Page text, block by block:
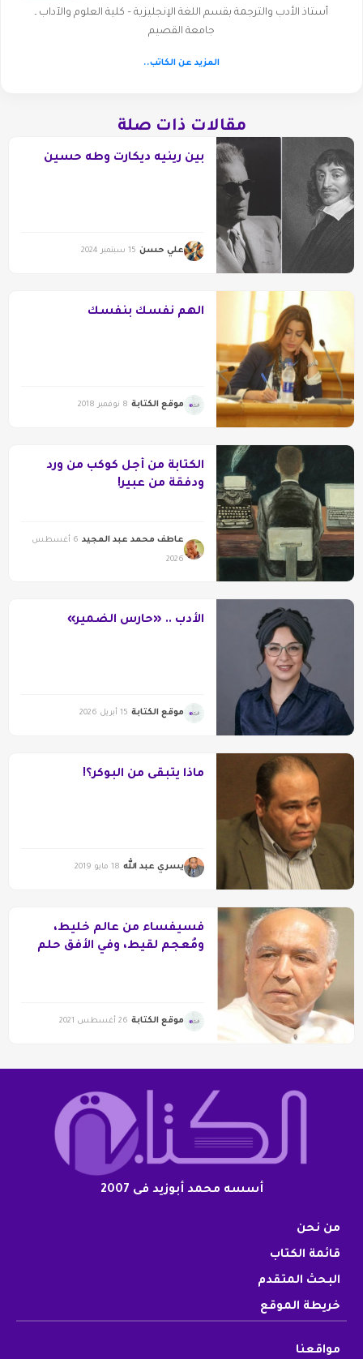
أستاذ الأدب والترجمة بقسم اللغة الإنجليزية – كلية العلوم والآداب ـ
جامعة القصيم
المزيد عن الكاتب..
مقالات ذات صلة
بين رينيه ديكارت وطه حسين
علي حسن 15 سبتمبر 2024
الهم نفسك بنفسك
موقع الكتابة 8 نوفمبر 2018
الكتابة من أجل كوكب من ورد
ودفقة من عبير!
عاطف محمد عبد المجيد 6 أغسطس
2026
الأدب .. «حارس الضمير»
موقع الكتابة 15 أبريل 2026
ماذا يتبقى من البوكر؟!
يسري عبد الله 18 مايو 2019
فُسيفساء من عالم خليط،
ومُعجم لقيط، وفي الأفق حلم
موقع الكتابة 26 أغسطس 2021
أسسه محمد أبوزيد فى 2007
من نحن
قائمة الكتاب
البحث المتقدم
خريطة الموقع
مواقعنا